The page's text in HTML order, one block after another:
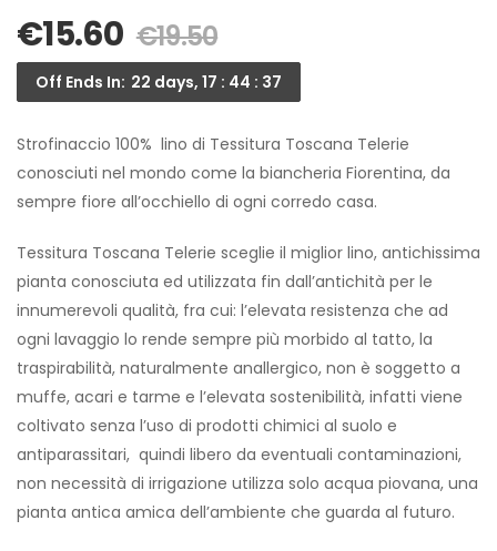
€15.60 €19.50
Off Ends In: 22 days, 17 : 44 : 37
Strofinaccio 100% lino di Tessitura Toscana Telerie
conosciuti nel mondo come la biancheria Fiorentina, da
sempre fiore all’occhiello di ogni corredo casa.
Tessitura Toscana Telerie sceglie il miglior lino, antichissima
pianta conosciuta ed utilizzata fin dall’antichità per le
innumerevoli qualità, fra cui: l’elevata resistenza che ad
ogni lavaggio lo rende sempre più morbido al tatto, la
traspirabilità, naturalmente anallergico, non è soggetto a
muffe, acari e tarme e l’elevata sostenibilità, infatti viene
coltivato senza l’uso di prodotti chimici al suolo e
antiparassitari, quindi libero da eventuali contaminazioni,
non necessità di irrigazione utilizza solo acqua piovana, una
pianta antica amica dell’ambiente che guarda al futuro.